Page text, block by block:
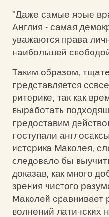
"Даже самые ярые
Англия - самая
уважаются права
наибольшей
Таким образом,
представляется
риторике, так как
выработать
предоставим
поступали
историка Маколея,
следовало бы
доказав, как много
зрения чистого
Маколей сравнивает
волнений латинских